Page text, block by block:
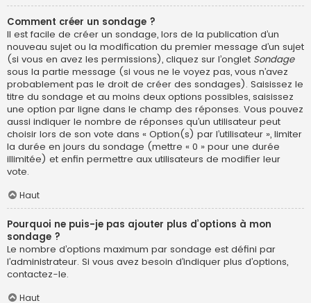
Comment créer un sondage ?
Il est facile de créer un sondage, lors de la publication d’un
nouveau sujet ou la modification du premier message d’un sujet
(si vous en avez les permissions), cliquez sur l’onglet Sondage
sous la partie message (si vous ne le voyez pas, vous n’avez
probablement pas le droit de créer des sondages). Saisissez le
titre du sondage et au moins deux options possibles, saisissez
une option par ligne dans le champ des réponses. Vous pouvez
aussi indiquer le nombre de réponses qu’un utilisateur peut
choisir lors de son vote dans « Option(s) par l’utilisateur », limiter
la durée en jours du sondage (mettre « 0 » pour une durée
illimitée) et enfin permettre aux utilisateurs de modifier leur
vote.
Haut
Pourquoi ne puis-je pas ajouter plus d’options à mon
sondage ?
Le nombre d’options maximum par sondage est défini par
l’administrateur. Si vous avez besoin d’indiquer plus d’options,
contactez-le.
Haut